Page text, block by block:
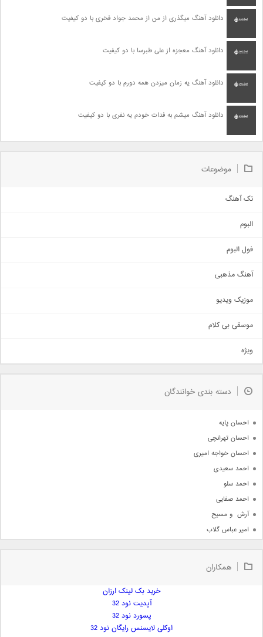
دانلود آهنگ میگذری از من از محمد جواد فخری با دو کیفیت
دانلود آهنگ معجزه از علی طبرسا با دو کیفیت
دانلود آهنگ یه زمان میزدن همه دورم با دو کیفیت
دانلود آهنگ میشم به فدات خودم یه نفری با دو کیفیت
موضوعات
تک آهنگ
اجتماعی
حماسی
سنتی
اهنگ بندرعباسی
دمو
مذهبی
جدیدترین ها
البوم
فول البوم
آهنگ مذهبی
موزیک ویدیو
موسقی بی کلام
ویژه
دسته بندی خوانندگان
احسان پایه
احسان تهرانچی
احسان خواجه امیری
احمد سعیدی
احمد سلو
احمد صفایی
آرش  و مسیح
امیر عباس گلاب
امیر علی
همکاران
خرید بک لینک ارزان
آپدیت نود 32
پسورد نود 32
اوکلی لایسنس رایگان نود 32